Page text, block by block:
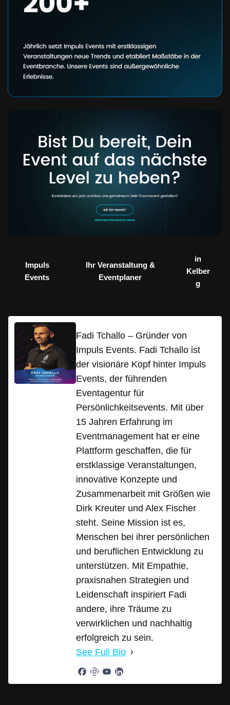
Impuls
Events
Ihr Veranstaltung &
Eventplaner
in
Kelber
g
Fadi Tchallo – Gründer von
Impuls Events. Fadi Tchallo ist
der visionäre Kopf hinter Impuls
Events, der führenden
Eventagentur für
Persönlichkeitsevents. Mit über
15 Jahren Erfahrung im
Eventmanagement hat er eine
Plattform geschaffen, die für
erstklassige Veranstaltungen,
innovative Konzepte und
Zusammenarbeit mit Größen wie
Dirk Kreuter und Alex Fischer
steht. Seine Mission ist es,
Menschen bei ihrer persönlichen
und beruflichen Entwicklung zu
unterstützen. Mit Empathie,
praxisnahen Strategien und
Leidenschaft inspiriert Fadi
andere, ihre Träume zu
verwirklichen und nachhaltig
erfolgreich zu sein.
See Full Bio